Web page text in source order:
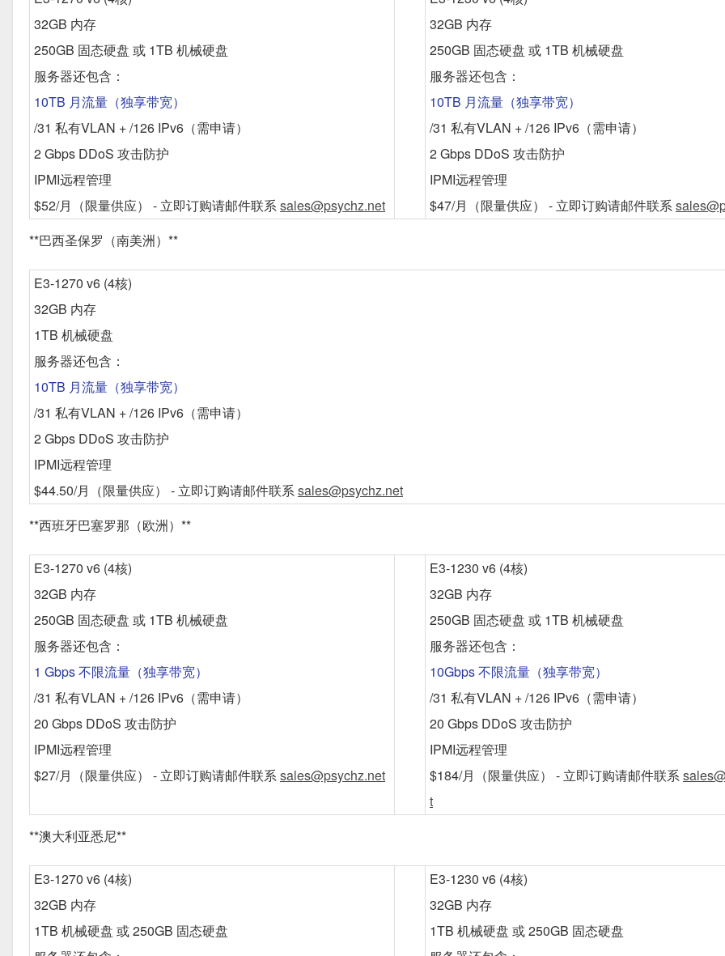
32GB 内存
250GB 固态硬盘 或 1TB 机械硬盘
服务器还包含：
10TB 月流量（独享带宽）
/31 私有VLAN + /126 IPv6（需申请）
2 Gbps DDoS 攻击防护
IPMI远程管理
$52/月 （限量供应） - 立即订购请邮件联系sales@psychz.net
32GB 内存
250GB 固态硬盘 或 1TB 机械硬盘
服务器还包含：
10TB 月流量（独享带宽）
/31 私有VLAN + /126 IPv6（需申请）
2 Gbps DDoS 攻击防护
IPMI远程管理
$47/月 （限量供应） - 立即订购请邮件联系
**巴西圣保罗（南美洲）**
E3-1270 v6 (4核)
32GB 内存
1TB 机械硬盘
服务器还包含：
10TB 月流量（独享带宽）
/31 私有VLAN + /126 IPv6（需申请）
2 Gbps DDoS 攻击防护
IPMI远程管理
$44.50/月 （限量供应） - 立即订购请邮件联系sales@psychz.net
**西班牙巴塞罗那（欧洲）**
E3-1270 v6 (4核)
32GB 内存
250GB 固态硬盘 或 1TB 机械硬盘
服务器还包含：
1 Gbps 不限流量（独享带宽）
/31 私有VLAN + /126 IPv6（需申请）
20 Gbps DDoS 攻击防护
IPMI远程管理
$27/月 （限量供应） - 立即订购请邮件联系sales@psychz.net
E3-1230 v6 (4核)
32GB 内存
250GB 固态硬盘 或 1TB 机械硬盘
服务器还包含：
10Gbps 不限流量（独享带宽）
/31 私有VLAN + /126 IPv6（需申请）
20 Gbps DDoS 攻击防护
IPMI远程管理
$184/月 （限量供应） - 立即订购请邮件联系
t
**澳大利亚悉尼**
E3-1270 v6 (4核)
32GB 内存
1TB 机械硬盘 或 250GB 固态硬盘
E3-1230 v6 (4核)
32GB 内存
1TB 机械硬盘 或 250GB 固态硬盘